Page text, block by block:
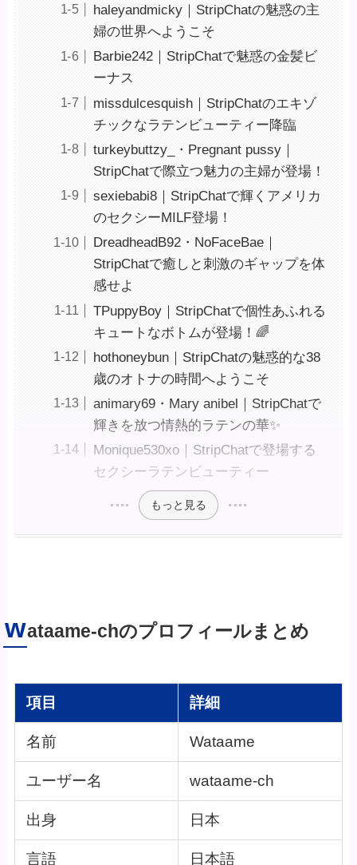
haleyandmicky｜StripChatの魅惑の主
婦の世界へようこそ
Barbie242｜StripChatで魅惑の金髪ビ
ーナス
missdulcesquish｜StripChatのエキゾ
チックなラテンビューティー降臨
turkeybuttzy_・Pregnant pussy｜
StripChatで際立つ魅力の主婦が登場！
sexiebabi8｜StripChatで輝くアメリカ
のセクシーMILF登場！
DreadheadB92・NoFaceBae｜
StripChatで癒しと刺激のギャップを体
感せよ
TPuppyBoy｜StripChatで個性あふれる
キュートなボトムが登場！🌈
hothoneybun｜StripChatの魅惑的な38
歳のオトナの時間へようこそ ️
animary69・Mary anibel｜StripChatで
輝きを放つ情熱的ラテンの華✨
Monique530xo｜StripChatで登場する
セクシーラテンビューティー
もっと見る
wataame-chのプロフィールまとめ
項目 詳細
名前 Wataame
ユーザー名 wataame-ch
出身 日本
言語 日本語